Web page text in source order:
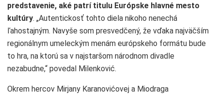
predstavenie, aké patrí titulu Európske hlavné mesto
kultúry. „Autentickosť tohto diela nikoho nenechá
ľahostajným. Navyše som presvedčený, že vďaka najväčším
regionálnym umeleckým menám európskeho formátu bude
to hra, na ktorú sa v najstaršom národnom divadle
nezabudne,“ povedal Milenković.
Okrem hercov Mirjany Karanovićovej a Miodraga